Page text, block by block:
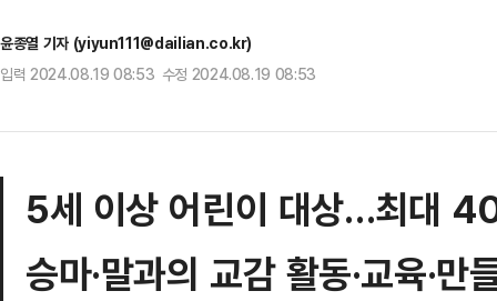
윤종열 기자 (yiyun111@dailian.co.kr)
입력 2024.08.19 08:53 수정 2024.08.19 08:53
5세 이상 어린이 대상…최대
승마·말과의 교감 활동·교육·만